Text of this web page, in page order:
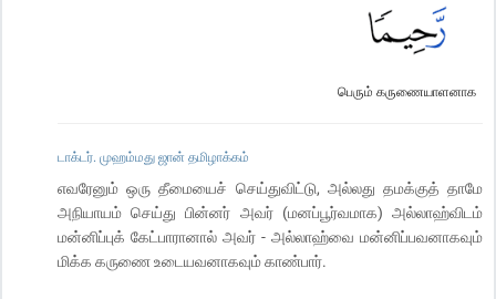
பெரும் கருணையாளனாக
டாக்டர். முஹம்மது ஜான் தமிழாக்கம்
எவரேனும் ஒரு தீமையைச் செய்துவிட்டு, அல்லது தமக்குத் தாமே
அநியாயம் செய்து பின்னர் அவர் (மனப்பூர்வமாக) அல்லாஹ்விடம்
மன்னிப்புக் கேட்பாரானால் அவர் - அல்லாஹ்வை மன்னிப்பவனாகவும்
மிக்க கருணை உடையவனாகவும் காண்பார்.